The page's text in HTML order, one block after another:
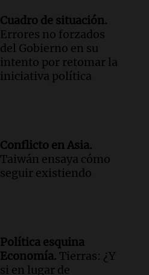
Cuadro de situación.
Errores no forzados
del Gobierno en su
intento por retomar la
iniciativa política
Conflicto en Asia.
Taiwán ensaya cómo
seguir existiendo
Política esquina
Economía. Tierras: ¿Y
si en lugar de